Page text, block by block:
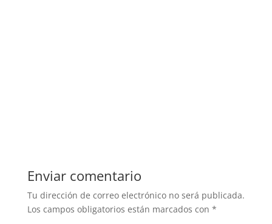
Enviar comentario
Tu dirección de correo electrónico no será publicada.
Los campos obligatorios están marcados con *